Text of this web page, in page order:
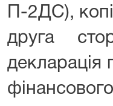
П-2ДС),
друга
декларація